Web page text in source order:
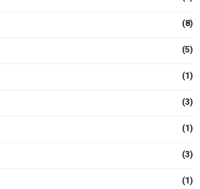
(8)
(5)
(1)
(3)
(1)
(3)
(1)